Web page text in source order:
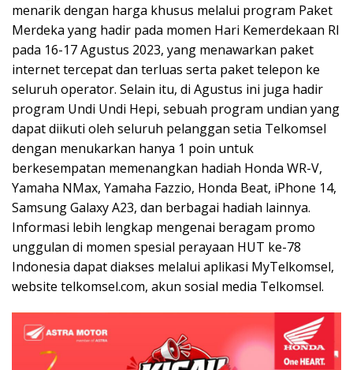
menarik dengan harga khusus melalui program Paket
Merdeka yang hadir pada momen Hari Kemerdekaan RI
pada 16-17 Agustus 2023, yang menawarkan paket
internet tercepat dan terluas serta paket telepon ke
seluruh operator. Selain itu, di Agustus ini juga hadir
program Undi Undi Hepi, sebuah program undian yang
dapat diikuti oleh seluruh pelanggan setia Telkomsel
dengan menukarkan hanya 1 poin untuk
berkesempatan memenangkan hadiah Honda WR-V,
Yamaha NMax, Yamaha Fazzio, Honda Beat, iPhone 14,
Samsung Galaxy A23, dan berbagai hadiah lainnya.
Informasi lebih lengkap mengenai beragam promo
unggulan di momen spesial perayaan HUT ke-78
Indonesia dapat diakses melalui aplikasi MyTelkomsel,
website telkomsel.com, akun sosial media Telkomsel.